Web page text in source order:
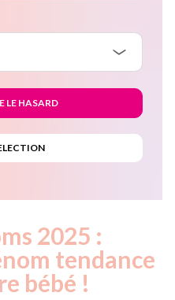
2025 :
tendance
bébé !